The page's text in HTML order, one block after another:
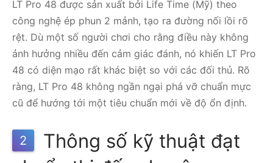
LT Pro 48 được sản xuất bởi Life Time (Mỹ) theo
công nghệ ép phun 2 mảnh, tạo ra đường nối lồi rõ
rệt. Dù một số người chơi cho rằng điều này không
ảnh hưởng nhiều đến cảm giác đánh, nó khiến LT Pro
48 có diện mạo rất khác biệt so với các đối thủ. Rõ
ràng, LT Pro 48 không ngần ngại phá vỡ chuẩn mực
cũ để hướng tới một tiêu chuẩn mới về độ ổn định.
2
Thông số kỹ thuật đạt